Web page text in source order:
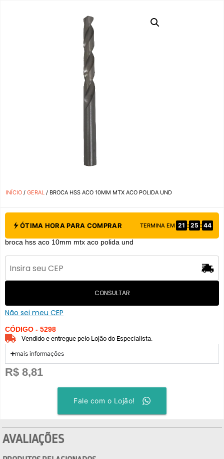
INÍCIO / GERAL / BROCA HSS ACO 10MM MTX ACO POLIDA UND
ÓTIMA HORA PARA COMPRAR TERMINA EM 21 : 25 : 43
broca hss aco 10mm mtx aco polida und
CONSULTAR
Não sei meu CEP
CÓDIGO - 5298
Vendido e entregue pelo Lojão do Especialista.
mais informações
R$ 8,81
Fale com o Lojão!
AVALIAÇÕES